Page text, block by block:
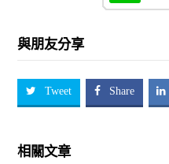
與朋友分享
Tweet Share
相關文章